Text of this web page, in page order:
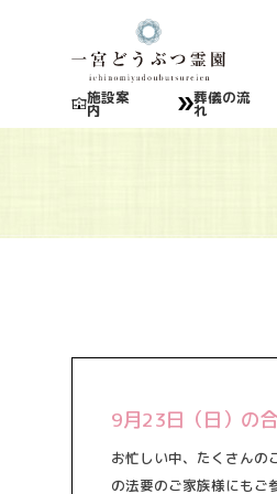
施設案
内
葬儀の流
れ
9月23日（日）の
お忙しい中、たくさんの
の法要のご家族様にもご